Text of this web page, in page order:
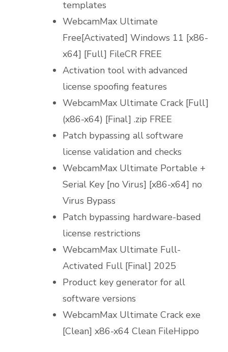
templates
WebcamMax Ultimate
Free[Activated] Windows 11 [x86-
x64] [Full] FileCR FREE
Activation tool with advanced
license spoofing features
WebcamMax Ultimate Crack [Full]
(x86-x64) [Final] .zip FREE
Patch bypassing all software
license validation and checks
WebcamMax Ultimate Portable +
Serial Key [no Virus] [x86-x64] no
Virus Bypass
Patch bypassing hardware-based
license restrictions
WebcamMax Ultimate Full-
Activated Full [Final] 2025
Product key generator for all
software versions
WebcamMax Ultimate Crack exe
[Clean] x86-x64 Clean FileHippo